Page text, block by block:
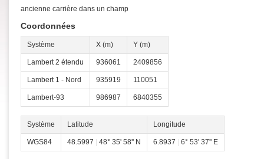
ancienne carrière dans un champ
Coordonnées
Système X (m) Y (m)
Lambert 2 étendu 936061 2409856
Lambert 1 - Nord 935919 110051
Lambert-93 986987 6840355
Système Latitude Longitude
WGS84 48.5997 48° 35' 58'' N 6.8937 6° 53' 37'' E